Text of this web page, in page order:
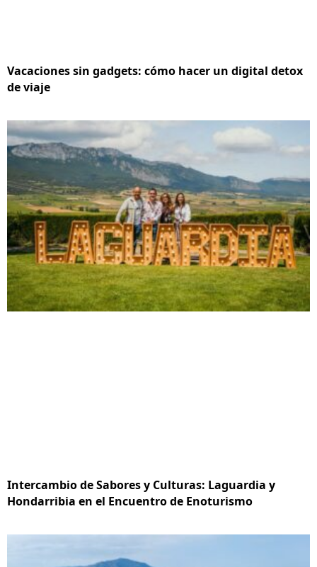
Vacaciones sin gadgets: cómo hacer un digital detox
de viaje
Intercambio de Sabores y Culturas: Laguardia y
Hondarribia en el Encuentro de Enoturismo